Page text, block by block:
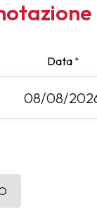
Data *